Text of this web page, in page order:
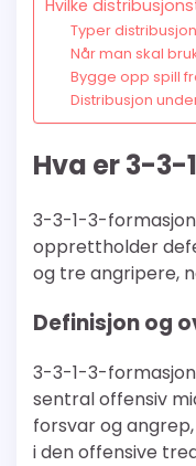
Hvilke
Typer
Når man skal
Bygge opp spill
Distribusjon
Hva er 3-
3-3-1-3-
opprettholder
og tre angripere,
Definisjon og
3-3-1-3-
sentral offensiv
forsvar og
i den offensive